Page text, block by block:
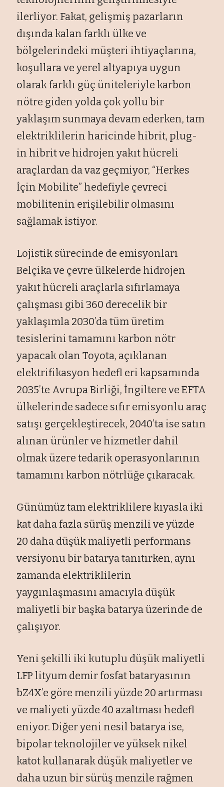
ilerliyor. Fakat, gelişmiş pazarların
dışında kalan farklı ülke ve
bölgelerindeki müşteri ihtiyaçlarına,
koşullara ve yerel altyapıya uygun
olarak farklı güç üniteleriyle karbon
nötre giden yolda çok yollu bir
yaklaşım sunmaya devam ederken, tam
elektriklilerin haricinde hibrit, plug-
in hibrit ve hidrojen yakıt hücreli
araçlardan da vaz geçmiyor, “Herkes
İçin Mobilite” hedefiyle çevreci
mobilitenin erişilebilir olmasını
sağlamak istiyor.
Lojistik sürecinde de emisyonları
Belçika ve çevre ülkelerde hidrojen
yakıt hücreli araçlarla sıfırlamaya
çalışması gibi 360 derecelik bir
yaklaşımla 2030’da tüm üretim
tesislerini tamamını karbon nötr
yapacak olan Toyota, açıklanan
elektrifikasyon hedefl eri kapsamında
2035’te Avrupa Birliği, İngiltere ve EFTA
ülkelerinde sadece sıfır emisyonlu araç
satışı gerçekleştirecek, 2040’ta ise satın
alınan ürünler ve hizmetler dahil
olmak üzere tedarik operasyonlarının
tamamını karbon nötrlüğe çıkaracak.
Günümüz tam elektriklilere kıyasla iki
kat daha fazla sürüş menzili ve yüzde
20 daha düşük maliyetli performans
versiyonu bir batarya tanıtırken, aynı
zamanda elektriklilerin
yaygınlaşmasını amacıyla düşük
maliyetli bir başka batarya üzerinde de
çalışıyor.
Yeni şekilli iki kutuplu düşük maliyetli
LFP lityum demir fosfat bataryasının
bZ4X’e göre menzili yüzde 20 artırması
ve maliyeti yüzde 40 azaltması hedefl
eniyor. Diğer yeni nesil batarya ise,
bipolar teknolojiler ve yüksek nikel
katot kullanarak düşük maliyetler ve
daha uzun bir sürüş menzile rağmen